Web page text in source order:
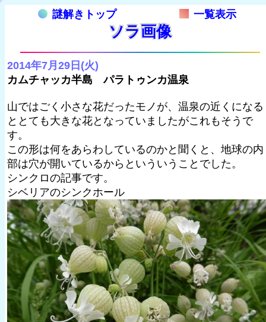
謎解きトップ 一覧表示
ソラ画像
2014年7月29日(火)
カムチャッカ半島 パラトゥンカ温泉
山ではごく小さな花だったモノが、温泉の近くになる
ととても大きな花となっていましたがこれもそうで
す。
この形は何をあらわしているのかと聞くと、地球の内
部は穴が開いているからといういうことでした。
シンクロの記事です。
シベリアのシンクホール